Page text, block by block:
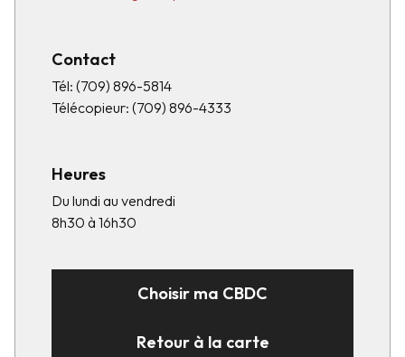
Contact
Tél: (709) 896-5814
Télécopieur: (709) 896-4333
Heures
Du lundi au vendredi
8h30 à 16h30
Choisir ma CBDC
Retour à la carte